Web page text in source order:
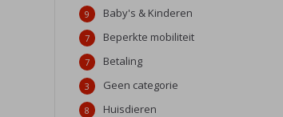
Baby's & Kinderen
9
Beperkte mobiliteit
7
Betaling
7
Geen categorie
3
Huisdieren
8